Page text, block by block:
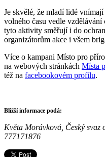
Je skvělé, že mladí lidé
volného času vedle
tyto aktivity směřují i do
organizátorům akce i všem
Více o kampani Místo pro
na webových stránkách Místa
též na facebookovém profilu.
Bližší informace podá:
Květa Morávková, Český
777171876